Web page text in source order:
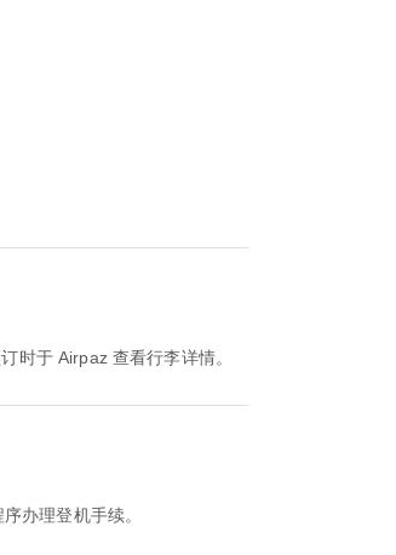
时于 Airpaz 查看行李详情。
办理登机手续。